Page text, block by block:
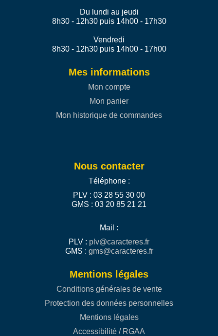
Du lundi au jeudi
8h30 - 12h30 puis 14h00 - 17h30
Vendredi
8h30 - 12h30 puis 14h00 - 17h00
Mes informations
Mon compte
Mon panier
Mon historique de commandes
Nous contacter
Téléphone :
PLV : 03 28 55 30 00
GMS : 03 20 85 21 21
Mail :
PLV : plv@caracteres.fr
GMS : gms@caracteres.fr
Mentions légales
Conditions générales de vente
Protection des données personnelles
Mentions légales
Accessibilité / RGAA